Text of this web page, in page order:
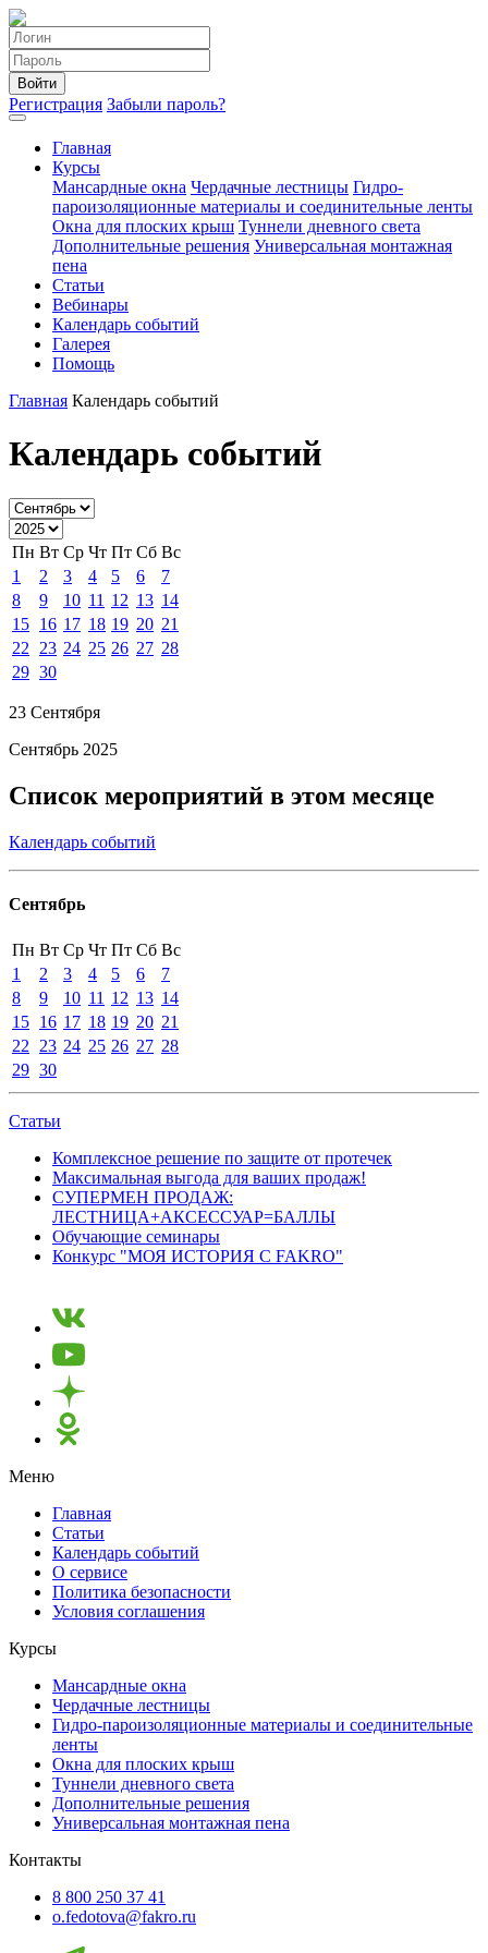
Войти
Регистрация Забыли пароль?
Главная
Курсы
Мансардные окна Чердачные лестницы Гидро-
пароизоляционные материалы и соединительные ленты
Окна для плоских крыш Туннели дневного света
Дополнительные решения Универсальная монтажная
пена
Статьи
Вебинары
Календарь событий
Галерея
Помощь
Главная Календарь событий
Календарь событий
Пн Вт Ср Чт Пт Сб Вс
1
2 3 4 5 6
7
8
9 10 11 12 13 14
15 16 17 18 19 20 21
22
23 24 25 26 27 28
29 30
23 Сентября
Сентябрь 2025
Список мероприятий в этом месяце
Календарь событий
Сентябрь
Пн Вт Ср Чт Пт Сб Вс
1
2 3 4 5 6
7
8
9 10 11 12 13 14
15 16 17 18 19 20 21
22
23 24 25 26 27 28
29 30
Статьи
Комплексное решение по защите от протечек
Максимальная выгода для ваших продаж!
СУПЕРМЕН ПРОДАЖ:
ЛЕСТНИЦА+АКСЕССУАР=БАЛЛЫ
Обучающие семинары
Конкурс "МОЯ ИСТОРИЯ С FAKRO"
Меню
Главная
Статьи
Календарь событий
О сервисе
Политика безопасности
Условия соглашения
Курсы
Мансардные окна
Чердачные лестницы
Гидро-пароизоляционные материалы и соединительные
ленты
Окна для плоских крыш
Туннели дневного света
Дополнительные решения
Универсальная монтажная пена
Контакты
8 800 250 37 41
o.fedotova@fakro.ru